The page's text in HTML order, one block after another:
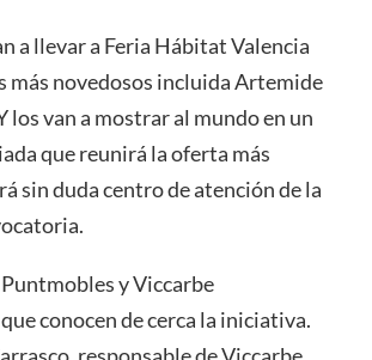
a llevar a Feria Hábitat Valencia
más novedosos incluida Artemide
los van a mostrar al mundo en un
que reunirá la oferta más
sin duda centro de atención de la
y Viccarbe
conocen de cerca la iniciativa.